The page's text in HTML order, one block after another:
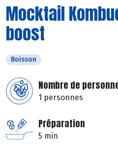
Mocktail
boost
Boisson
Nombre de
1 personnes
Préparation
5 min